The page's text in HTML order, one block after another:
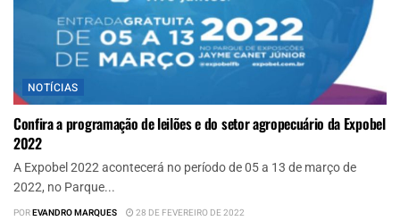
NOTÍCIAS
Confira a programação de leilões e do setor agropecuário da Expobel
2022
A Expobel 2022 acontecerá no período de 05 a 13 de março de
2022, no Parque...
POREVANDRO MARQUES 28 DE FEVEREIRO DE 2022